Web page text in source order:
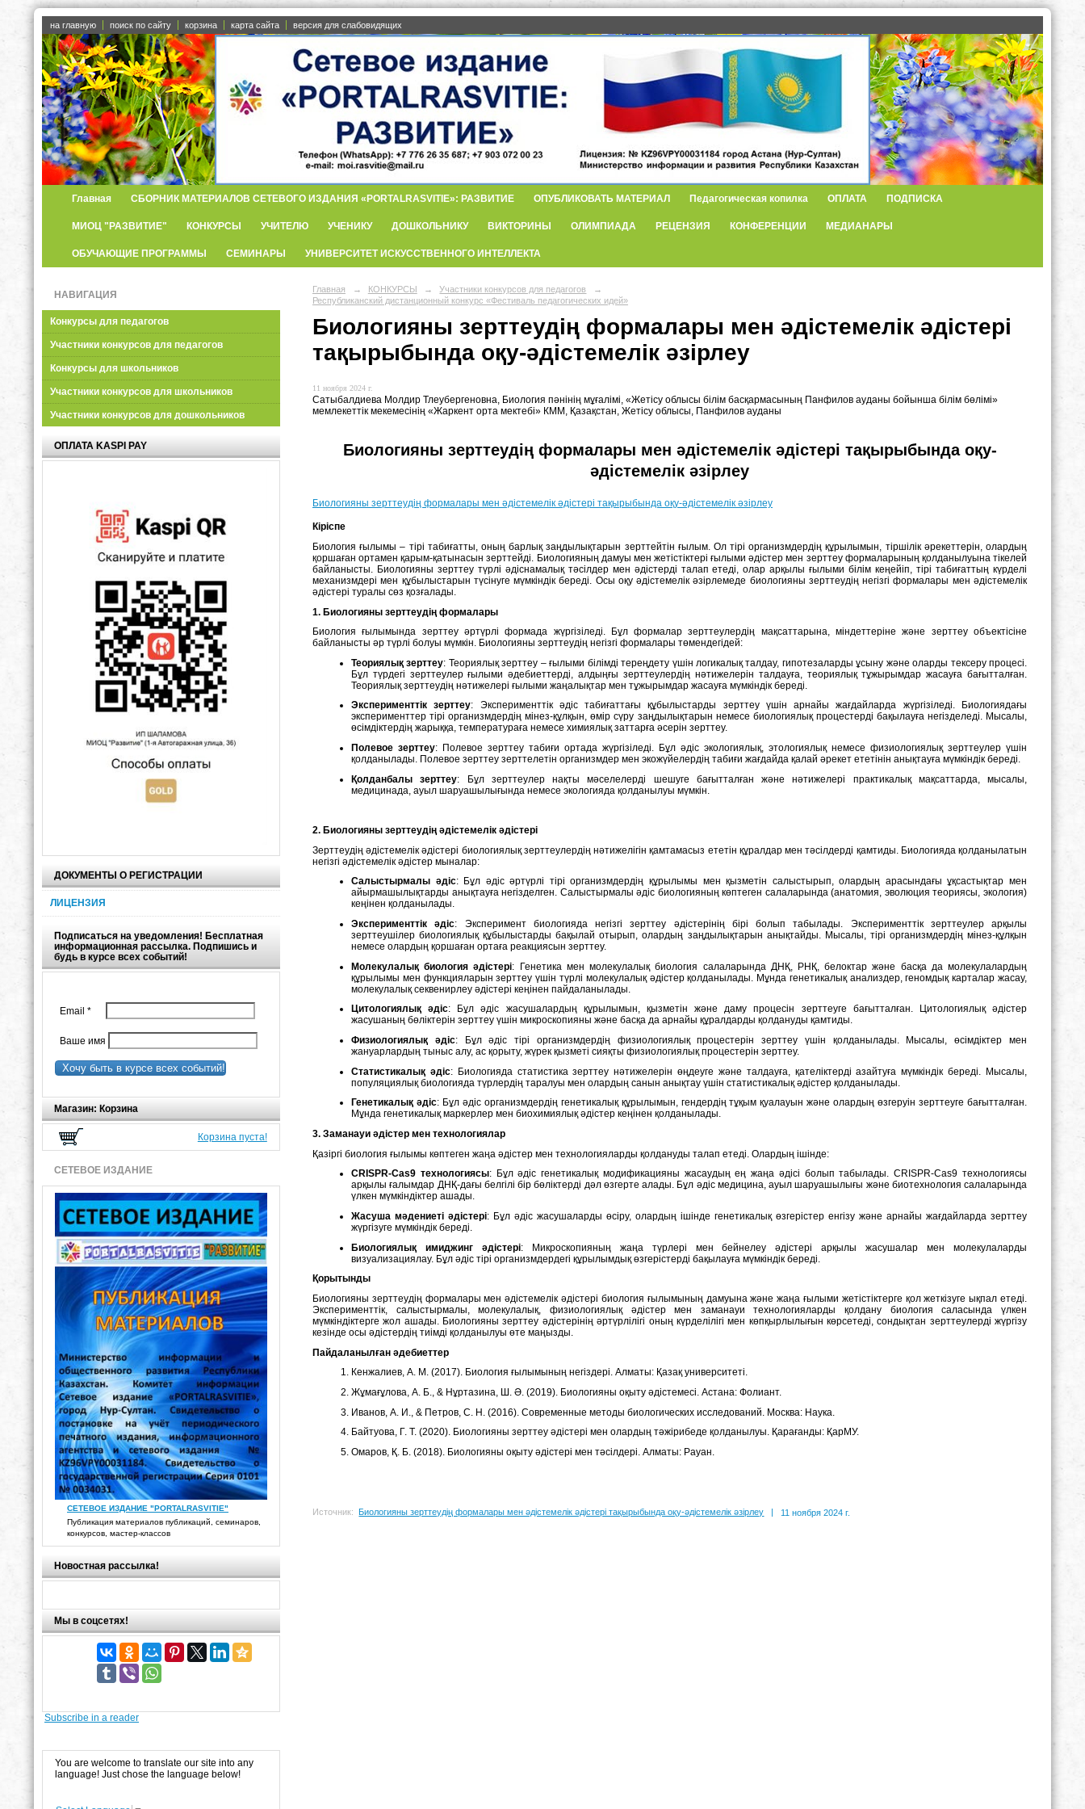
на главную поиск по сайту корзина карта сайта версия для слабовидящих
Главная СБОРНИК МАТЕРИАЛОВ СЕТЕВОГО ИЗДАНИЯ «PORTALRASVITIE»: РАЗВИТИЕ ОПУБЛИКОВАТЬ МАТЕРИАЛ Педагогическая копилка ОПЛАТА ПОДПИСКА
МИОЦ "РАЗВИТИЕ" КОНКУРСЫ УЧИТЕЛЮ УЧЕНИКУ ДОШКОЛЬНИКУ ВИКТОРИНЫ ОЛИМПИАДА РЕЦЕНЗИЯ КОНФЕРЕНЦИИ МЕДИАНАРЫ
ОБУЧАЮЩИЕ ПРОГРАММЫ СЕМИНАРЫ УНИВЕРСИТЕТ ИСКУССТВЕННОГО ИНТЕЛЛЕКТА
НАВИГАЦИЯ
Конкурсы для педагогов
Участники конкурсов для педагогов
Конкурсы для школьников
Участники конкурсов для школьников
Участники конкурсов для дошкольников
ОПЛАТА KASPI PAY
ДОКУМЕНТЫ О РЕГИСТРАЦИИ
ЛИЦЕНЗИЯ
Подписаться на уведомления! Бесплатная
информационная рассылка. Подпишись и
будь в курсе всех событий!
Email *
Ваше имя
Хочу быть в курсе всех событий!
Магазин: Корзина
Корзина пуста!
СЕТЕВОЕ ИЗДАНИЕ
СЕТЕВОЕ ИЗДАНИЕ "PORTALRASVITIE"
Публикация материалов публикаций, семинаров,
конкурсов, мастер-классов
Новостная рассылка!
Мы в соцсетях!
Subscribe in a reader
You are welcome to translate our site into any
language! Just chose the language below!
Главная → КОНКУРСЫ → Участники конкурсов для педагогов
→
Республиканский дистанционный конкурс «Фестиваль педагогических идей»
Биологияны зерттеудің формалары мен әдістемелік әдістері
тақырыбында оқу-әдістемелік әзірлеу
11 ноября 2024 г.
Сатыбалдиева Молдир Тлеубергеновна, Биология пәнінің мұғалімі, «Жетісу облысы білім басқармасының Панфилов ауданы бойынша білім бөлімі»
мемлекеттік мекемесінің «Жаркент орта мектебі» КММ, Қазақстан, Жетісу облысы, Панфилов ауданы
Биологияны зерттеудің формалары мен әдістемелік әдістері тақырыбында оқу-
әдістемелік әзірлеу
Биологияны зерттеудің формалары мен әдістемелік әдістері тақырыбында оқу-әдістемелік әзірлеу
Кіріспе
Биология ғылымы – тірі табиғатты, оның барлық заңдылықтарын зерттейтін ғылым. Ол тірі организмдердің құрылымын, тіршілік әрекеттерін, олардың
қоршаған ортамен қарым-қатынасын зерттейді. Биологияның дамуы мен жетістіктері ғылыми әдістер мен зерттеу формаларының қолданылуына тікелей
байланысты. Биологияны зерттеу түрлі әдіснамалық тәсілдер мен әдістерді талап етеді, олар арқылы ғылыми білім кеңейіп, тірі табиғаттың күрделі
механизмдері мен құбылыстарын түсінуге мүмкіндік береді. Осы оқу әдістемелік әзірлемеде биологияны зерттеудің негізгі формалары мен әдістемелік
әдістері туралы сөз қозғалады.
1. Биологияны зерттеудің формалары
Биология ғылымында зерттеу әртүрлі формада жүргізіледі. Бұл формалар зерттеулердің мақсаттарына, міндеттеріне және зерттеу объектісіне
байланысты әр түрлі болуы мүмкін. Биологияны зерттеудің негізгі формалары төмендегідей:
Теориялық зерттеу: Теориялық зерттеу – ғылыми білімді тереңдету үшін логикалық талдау, гипотезаларды ұсыну және оларды тексеру процесі.
Бұл түрдегі зерттеулер ғылыми әдебиеттерді, алдыңғы зерттеулердің нәтижелерін талдауға, теориялық тұжырымдар жасауға бағытталған.
Теориялық зерттеудің нәтижелері ғылыми жаңалықтар мен тұжырымдар жасауға мүмкіндік береді.
Эксперименттік зерттеу: Эксперименттік әдіс табиғаттағы құбылыстарды зерттеу үшін арнайы жағдайларда жүргізіледі. Биологиядағы
эксперименттер тірі организмдердің мінез-құлқын, өмір сүру заңдылықтарын немесе биологиялық процестерді бақылауға негізделеді. Мысалы,
өсімдіктердің жарыққа, температураға немесе химиялық заттарға әсерін зерттеу.
Полевое зерттеу: Полевое зерттеу табиғи ортада жүргізіледі. Бұл әдіс экологиялық, этологиялық немесе физиологиялық зерттеулер үшін
қолданылады. Полевое зерттеу зерттелетін организмдер мен экожүйелердің табиғи жағдайда қалай әрекет ететінін анықтауға мүмкіндік береді.
Қолданбалы зерттеу: Бұл зерттеулер нақты мәселелерді шешуге бағытталған және нәтижелері практикалық мақсаттарда, мысалы,
медицинада, ауыл шаруашылығында немесе экологияда қолданылуы мүмкін.
2. Биологияны зерттеудің әдістемелік әдістері
Зерттеудің әдістемелік әдістері биологиялық зерттеулердің нәтижелігін қамтамасыз ететін құралдар мен тәсілдерді қамтиды. Биологияда қолданылатын
негізгі әдістемелік әдістер мыналар:
Салыстырмалы әдіс: Бұл әдіс әртүрлі тірі организмдердің құрылымы мен қызметін салыстырып, олардың арасындағы ұқсастықтар мен
айырмашылықтарды анықтауға негізделген. Салыстырмалы әдіс биологияның көптеген салаларында (анатомия, эволюция теориясы, экология)
кеңінен қолданылады.
Эксперименттік әдіс: Эксперимент биологияда негізгі зерттеу әдістерінің бірі болып табылады. Эксперименттік зерттеулер арқылы
зерттеушілер биологиялық құбылыстарды бақылай отырып, олардың заңдылықтарын анықтайды. Мысалы, тірі организмдердің мінез-құлқын
немесе олардың қоршаған ортаға реакциясын зерттеу.
Молекулалық биология әдістері: Генетика мен молекулалық биология салаларында ДНҚ, РНҚ, белоктар және басқа да молекулалардың
құрылымы мен функцияларын зерттеу үшін түрлі молекулалық әдістер қолданылады. Мұнда генетикалық анализдер, геномдық карталар жасау,
молекулалық секвенирлеу әдістері кеңінен пайдаланылады.
Цитологиялық әдіс: Бұл әдіс жасушалардың құрылымын, қызметін және даму процесін зерттеуге бағытталған. Цитологиялық әдістер
жасушаның бөліктерін зерттеу үшін микроскопияны және басқа да арнайы құралдарды қолдануды қамтиды.
Физиологиялық әдіс: Бұл әдіс тірі организмдердің физиологиялық процестерін зерттеу үшін қолданылады. Мысалы, өсімдіктер мен
жануарлардың тыныс алу, ас қорыту, жүрек қызметі сияқты физиологиялық процестерін зерттеу.
Статистикалық әдіс: Биологияда статистика зерттеу нәтижелерін өңдеуге және талдауға, қателіктерді азайтуға мүмкіндік береді. Мысалы,
популяциялық биологияда түрлердің таралуы мен олардың санын анықтау үшін статистикалық әдістер қолданылады.
Генетикалық әдіс: Бұл әдіс организмдердің генетикалық құрылымын, гендердің тұқым қуалауын және олардың өзгеруін зерттеуге бағытталған.
Мұнда генетикалық маркерлер мен биохимиялық әдістер кеңінен қолданылады.
3. Заманауи әдістер мен технологиялар
Қазіргі биология ғылымы көптеген жаңа әдістер мен технологияларды қолдануды талап етеді. Олардың ішінде:
CRISPR-Cas9 технологиясы: Бұл әдіс генетикалық модификацияны жасаудың ең жаңа әдісі болып табылады. CRISPR-Cas9 технологиясы
арқылы ғалымдар ДНҚ-дағы белгілі бір бөліктерді дәл өзгерте алады. Бұл әдіс медицина, ауыл шаруашылығы және биотехнология салаларында
үлкен мүмкіндіктер ашады.
Жасуша мәдениеті әдістері: Бұл әдіс жасушаларды өсіру, олардың ішінде генетикалық өзгерістер енгізу және арнайы жағдайларда зерттеу
жүргізуге мүмкіндік береді.
Биологиялық имиджинг әдістері: Микроскопияның жаңа түрлері мен бейнелеу әдістері арқылы жасушалар мен молекулаларды
визуализациялау. Бұл әдіс тірі организмдердегі құрылымдық өзгерістерді бақылауға мүмкіндік береді.
Қорытынды
Биологияны зерттеудің формалары мен әдістемелік әдістері биология ғылымының дамуына және жаңа ғылыми жетістіктерге қол жеткізуге ықпал етеді.
Эксперименттік, салыстырмалы, молекулалық, физиологиялық әдістер мен заманауи технологияларды қолдану биология саласында үлкен
мүмкіндіктерге жол ашады. Биологияны зерттеу әдістерінің әртүрлілігі оның күрделілігі мен көпқырлылығын көрсетеді, сондықтан зерттеулерді жүргізу
кезінде осы әдістердің тиімді қолданылуы өте маңызды.
Пайдаланылған әдебиеттер
Кенжалиев, А. М. (2017). Биология ғылымының негіздері. Алматы: Қазақ университеті.
Жұмағұлова, А. Б., & Нұртазина, Ш. Ә. (2019). Биологияны оқыту әдістемесі. Астана: Фолиант.
Иванов, А. И., & Петров, С. Н. (2016). Современные методы биологических исследований. Москва: Наука.
Байтуова, Г. Т. (2020). Биологияны зерттеу әдістері мен олардың тәжірибеде қолданылуы. Қарағанды: ҚарМУ.
Омаров, Қ. Б. (2018). Биологияны оқыту әдістері мен тәсілдері. Алматы: Рауан.
Источник: Биологияны зерттеудің формалары мен әдістемелік әдістері тақырыбында оқу-әдістемелік әзірлеу 11 ноября 2024 г.